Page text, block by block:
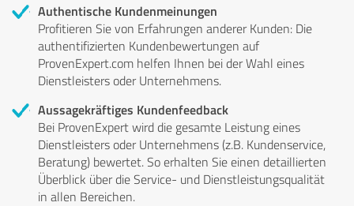
Authentische Kundenmeinungen
Profitieren Sie von Erfahrungen anderer Kunden: Die
authentifizierten Kundenbewertungen auf
ProvenExpert.com helfen Ihnen bei der Wahl eines
Dienstleisters oder Unternehmens.
Aussagekräftiges Kundenfeedback
Bei ProvenExpert wird die gesamte Leistung eines
Dienstleisters oder Unternehmens (z.B. Kundenservice,
Beratung) bewertet. So erhalten Sie einen detaillierten
Überblick über die Service- und Dienstleistungsqualität
in allen Bereichen.